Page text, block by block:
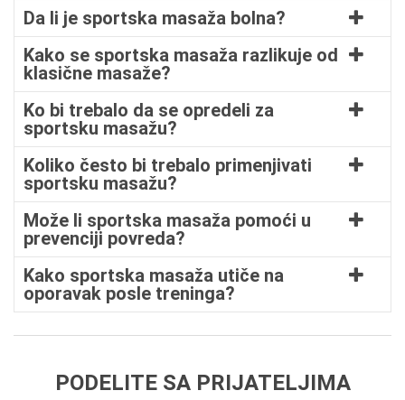
Da li je sportska masaža bolna?
Kako se sportska masaža razlikuje od
klasične masaže?
Ko bi trebalo da se opredeli za
sportsku masažu?
Koliko često bi trebalo primenjivati
sportsku masažu?
Može li sportska masaža pomoći u
prevenciji povreda?
Kako sportska masaža utiče na
oporavak posle treninga?
PODELITE SA PRIJATELJIMA